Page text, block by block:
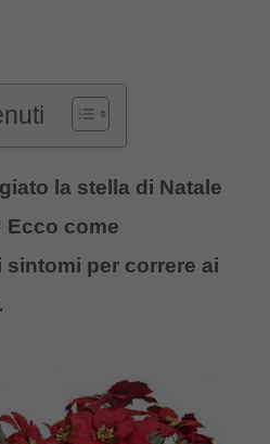
la stella di Natale
Ecco come
per correre ai